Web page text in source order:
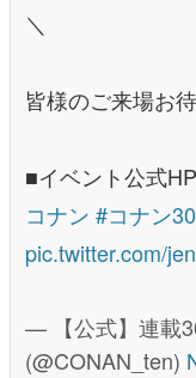
＼
皆様のご来場お
■イベント公式HP
コナン #コナン
pic.twitter.com/
— 【公式】連載
(@CONAN_ten)